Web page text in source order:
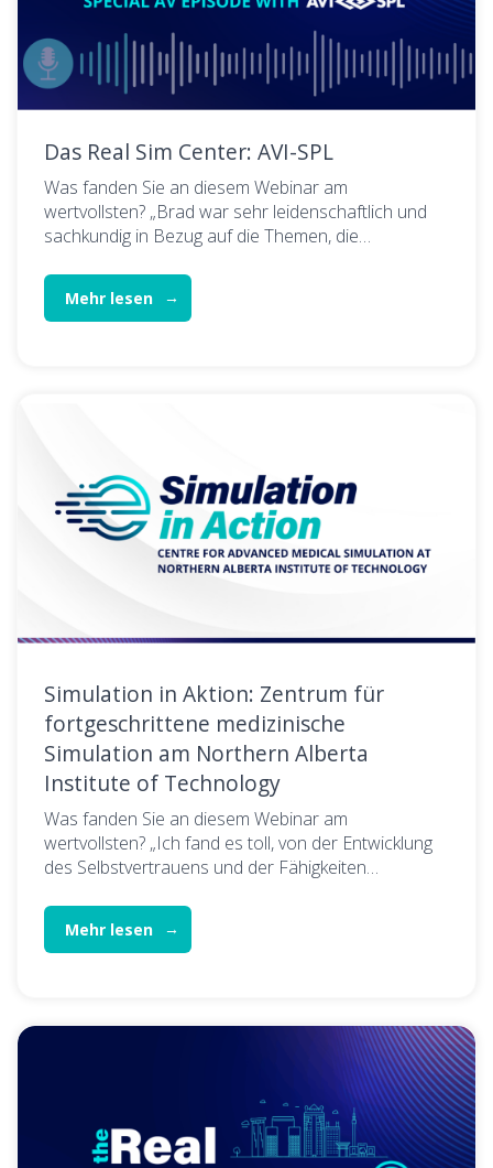
Das Real Sim Center: AVI-SPL
Was fanden Sie an diesem Webinar am
wertvollsten? „Brad war sehr leidenschaftlich und
sachkundig in Bezug auf die Themen, die…
Mehr lesen
Simulation in Aktion: Zentrum für
fortgeschrittene medizinische
Simulation am Northern Alberta
Institute of Technology
Was fanden Sie an diesem Webinar am
wertvollsten? „Ich fand es toll, von der Entwicklung
des Selbstvertrauens und der Fähigkeiten…
Mehr lesen